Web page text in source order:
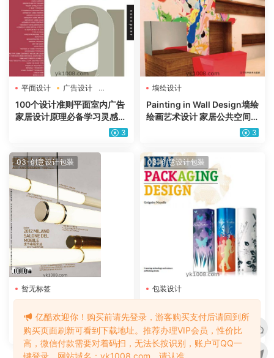
平面设计
广告设计
海报设计
100个设计准则平面室内广告
家居设计原理必备学习灵感参
3
墙绘设计
Painting in Wall Design墙绘
绘画艺术设计 家居公共空间
3
03-创意设计包装
暂无标签
内家具产品设计信息资讯资料
pdf电子版
3
03-创意设计包装
包装设计
啤酒饮料商品产品新包装外观
设计灵感参考pdf电子版
亿酷欢迎你！购买前请先登录，游客购买支付后请回到所
购买页面刷新可看到下载地址。推荐办理VIP会员，性价比
高，微信付款需要对着码扫，无法长按识别，账户可QQ一
键登录。网站域名：yk1008.com，请认准。